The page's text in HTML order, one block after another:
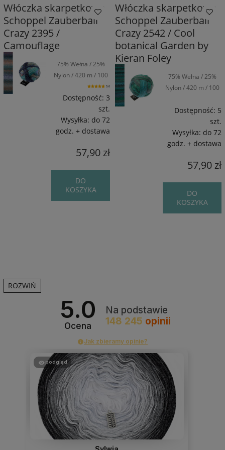
Włóczka skarpetkowa
Schoppel Zauberball
Crazy 2395 /
Camouflage
75% Wełna / 25%
Nylon / 420 m / 100
5.0
Dostępność: 3
szt.
Wysyłka: do 72
godz. + dostawa
57,90 zł
DO
KOSZYKA
Włóczka skarpetkowa
Schoppel Zauberball
Crazy 2542 / Cool
botanical Garden by
Kieran Foley
75% Wełna / 25%
Nylon / 420 m / 100
Dostępność: 5
szt.
Wysyłka: do 72
godz. + dostawa
57,90 zł
DO
KOSZYKA
ROZWIŃ
5.0
Ocena
Na podstawie
148 245 opinii
Jak zbieramy opinie?
podgląd